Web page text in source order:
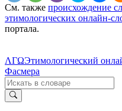
См. также происхождение
этимологических онлайн-
портала.
ΛΓΩЭтимологический
Фасмера